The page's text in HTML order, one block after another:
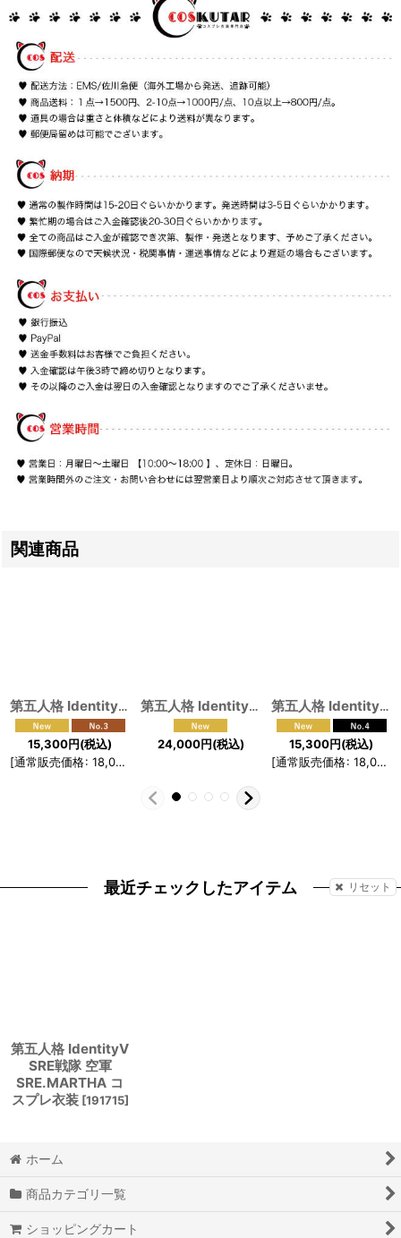
関連商品
第五人格 IdentityV SRE戦隊 呪術師 SRE.PATRICIA コスプレ衣装
15,300円(税込)
[通常販売価格: 18,000
第五人格 IdentityV オペラ歌手 フラッシュパルス コスプレ衣装
24,000円(税込)
第五人格 IdentityV SRE戦隊 騎士 SRE.RICHARD コスプレ衣装
15,300円(税込)
[通常販売価格: 18,000
最近チェックしたアイテム リセット
第五人格 IdentityV
SRE戦隊 空軍
SRE.MARTHA コ
スプレ衣装 [191715]
ホーム
商品カテゴリ一覧
ショッピングカート